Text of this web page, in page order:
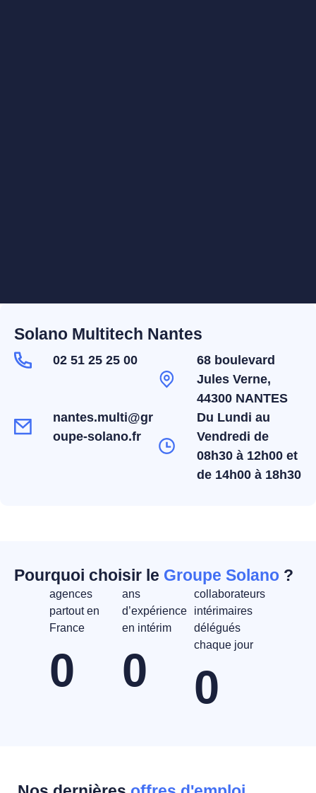
Solano Multitech Nantes
02 51 25 25 00
68 boulevard
Jules Verne,
44300 NANTES
nantes.multi@gr
oupe-solano.fr
Du Lundi au
Vendredi de
08h30 à 12h00 et
de 14h00 à 18h30
Pourquoi choisir le Groupe Solano ?
agences
partout en
France
0
ans
d’expérience
en intérim
0
collaborateurs
intérimaires
délégués
chaque jour
0